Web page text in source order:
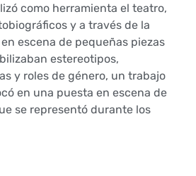
como herramienta el teatro,
y a través de la
escena de pequeñas piezas
estereotipos,
y roles de género, un trabajo
en una puesta en escena de
se representó durante los